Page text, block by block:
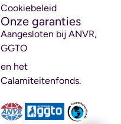
Cookiebeleid
Onze garanties
Aangesloten bij ANVR,
GGTO
en het
Calamiteitenfonds.